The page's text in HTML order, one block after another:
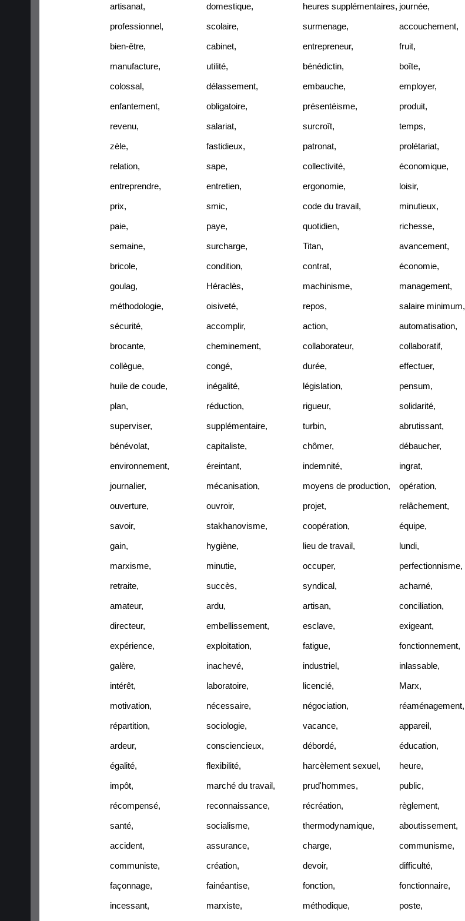
artisanat, domestique, heures supplémentaires, journée,
professionnel, scolaire, surmenage, accouchement,
bien-être, cabinet, entrepreneur, fruit,
manufacture, utilité, bénédictin, boîte,
colossal, délassement, embauche, employer,
enfantement, obligatoire, présentéisme, produit,
revenu, salariat, surcroît, temps,
zèle, fastidieux, patronat, prolétariat,
relation, sape, collectivité, économique,
entreprendre, entretien, ergonomie, loisir,
prix, smic, code du travail, minutieux,
paie, paye, quotidien, richesse,
semaine, surcharge, Titan, avancement,
bricole, condition, contrat, économie,
goulag, Héraclès, machinisme, management,
méthodologie, oisiveté, repos, salaire minimum,
sécurité, accomplir, action, automatisation,
brocante, cheminement, collaborateur, collaboratif,
collègue, congé, durée, effectuer,
huile de coude, inégalité, législation, pensum,
plan, réduction, rigueur, solidarité,
superviser, supplémentaire, turbin, abrutissant,
bénévolat, capitaliste, chômer, débaucher,
environnement, éreintant, indemnité, ingrat,
journalier, mécanisation, moyens de production, opération,
ouverture, ouvroir, projet, relâchement,
savoir, stakhanovisme, coopération, équipe,
gain, hygiène, lieu de travail, lundi,
marxisme, minutie, occuper, perfectionnisme,
retraite, succès, syndical, acharné,
amateur, ardu, artisan, conciliation,
directeur, embellissement, esclave, exigeant,
expérience, exploitation, fatigue, fonctionnement,
galère, inachevé, industriel, inlassable,
intérêt, laboratoire, licencié, Marx,
motivation, nécessaire, négociation, réaménagement,
répartition, sociologie, vacance, appareil,
ardeur, consciencieux, débordé, éducation,
égalité, flexibilité, harcèlement sexuel, heure,
impôt, marché du travail, prud'hommes, public,
récompensé, reconnaissance, récréation, règlement,
santé, socialisme, thermodynamique, aboutissement,
accident, assurance, charge, communisme,
communiste, création, devoir, difficulté,
façonnage, fainéantise, fonction, fonctionnaire,
incessant, marxiste, méthodique, poste,